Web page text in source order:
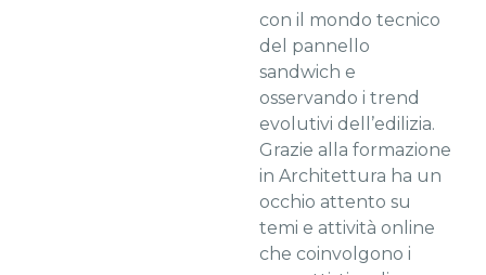
con il mondo tecnico
del pannello
sandwich e
osservando i trend
evolutivi dell’edilizia.
Grazie alla formazione
in Architettura ha un
occhio attento su
temi e attività online
che coinvolgono i